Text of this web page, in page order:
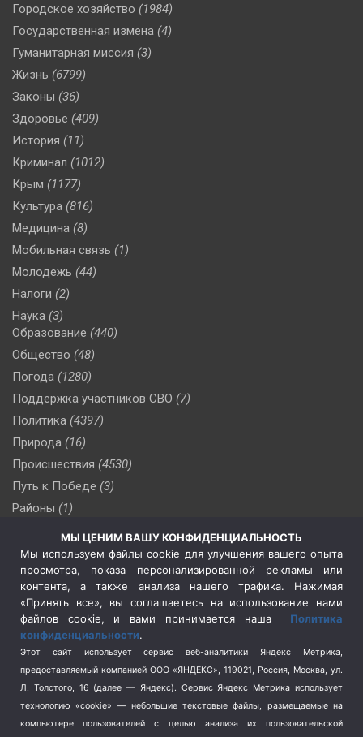
Городское хозяйство (1984)
Государственная измена (4)
Гуманитарная миссия (3)
Жизнь (6799)
Законы (36)
Здоровье (409)
История (11)
Криминал (1012)
Крым (1177)
Культура (816)
Медицина (8)
Мобильная связь (1)
Молодежь (44)
Налоги (2)
Наука (3)
Образование (440)
Общество (48)
Погода (1280)
Поддержка участников СВО (7)
Политика (4397)
Природа (16)
Происшествия (4530)
Путь к Победе (3)
Районы (1)
(510)
Сельское хозяйство (3)
Социальная политика
(3)
Спецоперация в Украине
Спецоперация на Украине
(404)
Спорт (740)
Терроризм (1)
Транспорт (262)
Туризм (178)
МЫ ЦЕНИМ ВАШУ КОНФИДЕНЦИАЛЬНОСТЬ
Мы используем файлы cookie для улучшения вашего опыта
просмотра, показа персонализированной рекламы или
контента, а также анализа нашего трафика. Нажимая
«Принять все», вы соглашаетесь на использование нами
файлов cookie, и вами принимается наша Политика
конфиденциальности.
Этот сайт использует сервис веб-аналитики Яндекс Метрика,
предоставляемый компанией ООО «ЯНДЕКС», 119021, Россия, Москва, ул.
Л. Толстого, 16 (далее — Яндекс). Сервис Яндекс Метрика использует
технологию «cookie» — небольшие текстовые файлы, размещаемые на
компьютере пользователей с целью анализа их пользовательской